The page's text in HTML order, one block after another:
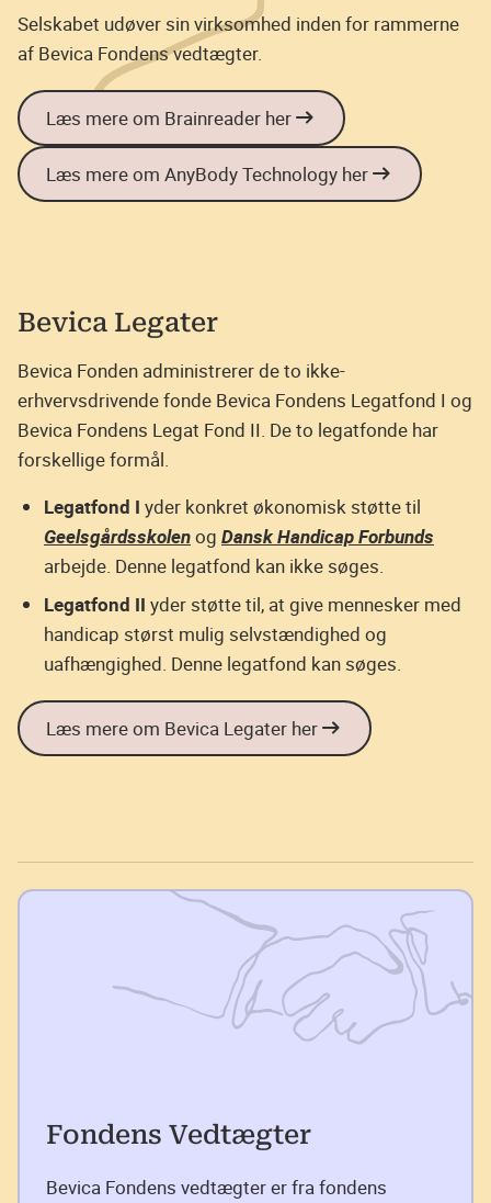
Selskabet udøver sin virksomhed inden for rammerne
af Bevica Fondens vedtægter.
Læs mere om Brainreader her
Læs mere om AnyBody Technology her
Bevica Legater
Bevica Fonden administrerer de to ikke-
erhvervsdrivende fonde Bevica Fondens Legatfond I og
Bevica Fondens Legat Fond II. De to legatfonde har
forskellige formål.
Legatfond I yder konkret økonomisk støtte til
Geelsgårdsskolenog Dansk Handicap Forbunds
arbejde. Denne legatfond kan ikke søges.
Legatfond II yder støtte til, at give mennesker med
handicap størst mulig selvstændighed og
uafhængighed. Denne legatfond kan søges.
Læs mere om Bevica Legater her
Fondens Vedtægter
Bevica Fondens vedtægter er fra fondens